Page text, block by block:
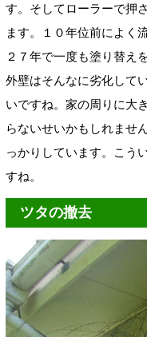
す。そしてローラーで押
ます。１０年位前によく
２７年で一度も塗り替え
外壁はそんなに劣化して
いですね。家の周りに大
らないせいかもしれませ
っかりしています。こう
すね。
ツタの撤去